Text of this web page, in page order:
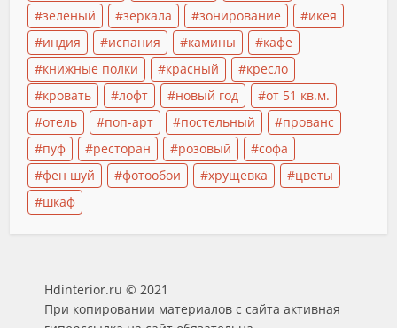
зелёный
зеркала зонирование
икея
индия
испания камины
кафе
книжные полки
красный
кресло
кровать
лофт новый год
от 51 кв.м.
отель
поп-арт постельный
прованс
пуф
ресторан розовый
софа
фен шуй
фотообои хрущевка
цветы
шкаф
Hdinterior.ru © 2021
При копировании материалов с сайта активная